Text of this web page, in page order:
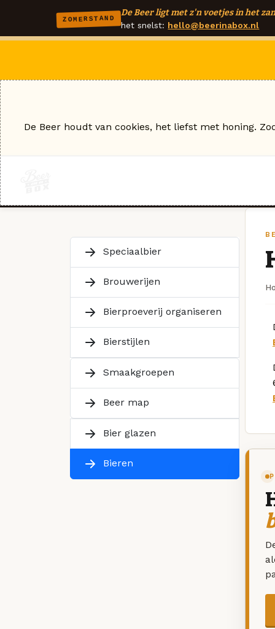
ZOMERSTAND
De Beer ligt met z'n voetjes in het
het snelst: hello@beerinabox.nl
Speciaalbier
Brouwerijen
Bierproeverij organiseren
Bierstijlen
Smaakgroepen
Beer map
Bier glazen
Bieren
De Beer houdt van cookies, het liefst met honing.